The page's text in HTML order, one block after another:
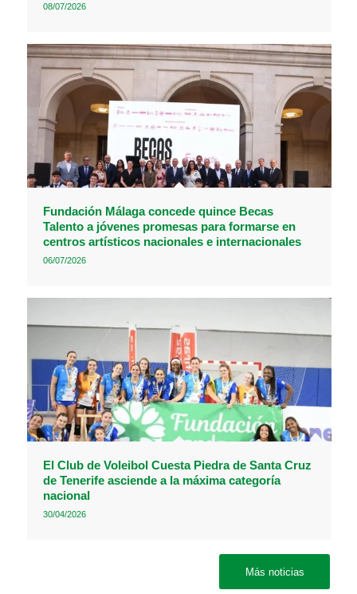
08/07/2026
Fundación Málaga concede quince Becas
Talento a jóvenes promesas para formarse en
centros artísticos nacionales e internacionales
06/07/2026
El Club de Voleibol Cuesta Piedra de Santa Cruz
de Tenerife asciende a la máxima categoría
nacional
30/04/2026
Más noticias